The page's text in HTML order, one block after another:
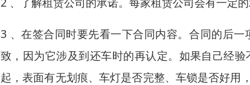
3 、在签合同时要先看一下合同内容。合同的后
致，因为它涉及到还车时的再认定。如果自己经
起，表面有无划痕、车灯是否完整、车锁是否好用